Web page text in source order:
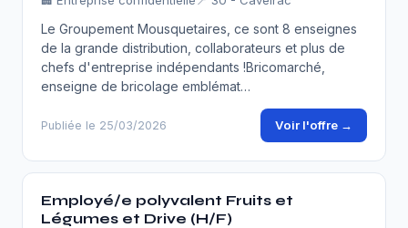
Le Groupement Mousquetaires, ce sont 8 enseignes
de la grande distribution, collaborateurs et plus de
chefs d'entreprise indépendants !Bricomarché,
enseigne de bricolage emblémat…
Publiée le 25/03/2026 Voir l'offre →
Employé/e polyvalent Fruits et
Légumes et Drive (H/F)